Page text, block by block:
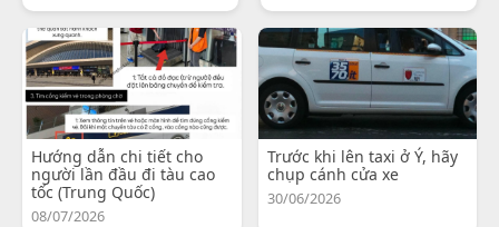
Hướng dẫn chi tiết cho
người lần đầu đi tàu cao
tốc (Trung Quốc)
08/07/2026
Trước khi lên taxi ở Ý, hãy
chụp cánh cửa xe
30/06/2026